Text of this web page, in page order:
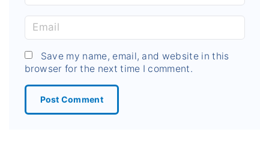
a
e
*
m
a
i
l
Save my name, email, and website in this
browser for the next time I comment.